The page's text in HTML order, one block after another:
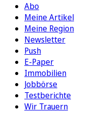
Abo
Meine Artikel
Meine Region
Newsletter
Push
E-Paper
Immobilien
Jobbörse
Testberichte
Wir Trauern